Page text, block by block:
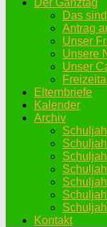
Der Ganztag
Das
Antrag
Unser
Unsere
Unser
Elternbriefe
Kalender
Archiv
Kontakt